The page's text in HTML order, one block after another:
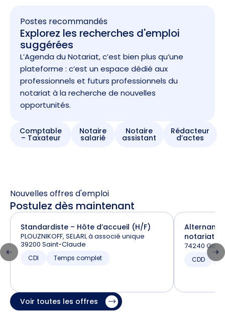
Postes recommandés
Explorez les recherches d'emploi
suggérées
L’Agenda du Notariat, c’est bien plus qu’une
plateforme : c’est un espace dédié aux
professionnels et futurs professionnels du
notariat à la recherche de nouvelles
opportunités.
Comptable
– Taxateur
Notaire
salarié
Notaire
assistant
Rédacteur
d’actes
Nouvelles offres d'emploi
Postulez dès maintenant
Standardiste – Hôte d’accueil (H/F)
PLOUZNIKOFF, SELARL à associé unique
39200 Saint-Claude
CDI Temps complet
notariat
74240
CDD
Voir toutes les offres